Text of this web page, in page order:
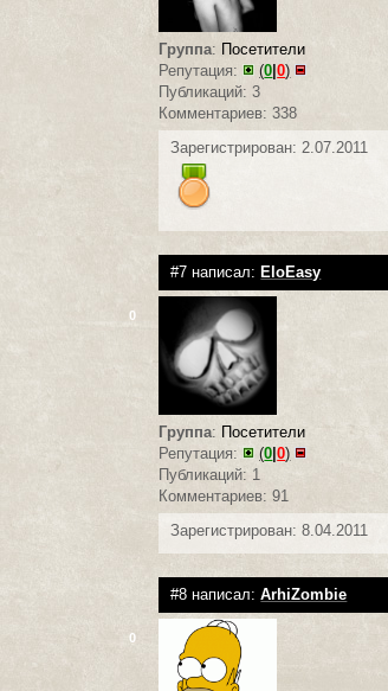
Группа: Посетители
Репутация:
(0 |0)
Публикаций: 3
Комментариев: 338
Зарегистрирован: 2.07.2011
#7 написал: EloEasy
0
Группа: Посетители
Репутация:
(0 |0)
Публикаций: 1
Комментариев: 91
Зарегистрирован: 8.04.2011
#8 написал:ArhiZombie
0